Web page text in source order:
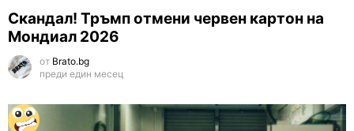
Скандал! Тръмп отмени червен картон на
Мондиал 2026
от Brato.bg
преди един месец